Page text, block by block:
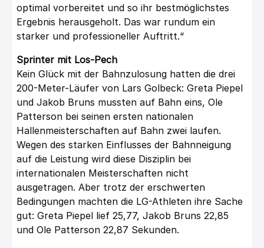
optimal vorbereitet und so ihr bestmöglichstes
Ergebnis herausgeholt. Das war rundum ein
starker und professioneller Auftritt.“
Sprinter mit Los-Pech
Kein Glück mit der Bahnzulosung hatten die drei
200-Meter-Läufer von Lars Golbeck: Greta Piepel
und Jakob Bruns mussten auf Bahn eins, Ole
Patterson bei seinen ersten nationalen
Hallenmeisterschaften auf Bahn zwei laufen.
Wegen des starken Einflusses der Bahnneigung
auf die Leistung wird diese Disziplin bei
internationalen Meisterschaften nicht
ausgetragen. Aber trotz der erschwerten
Bedingungen machten die LG-Athleten ihre Sache
gut: Greta Piepel lief 25,77, Jakob Bruns 22,85
und Ole Patterson 22,87 Sekunden.